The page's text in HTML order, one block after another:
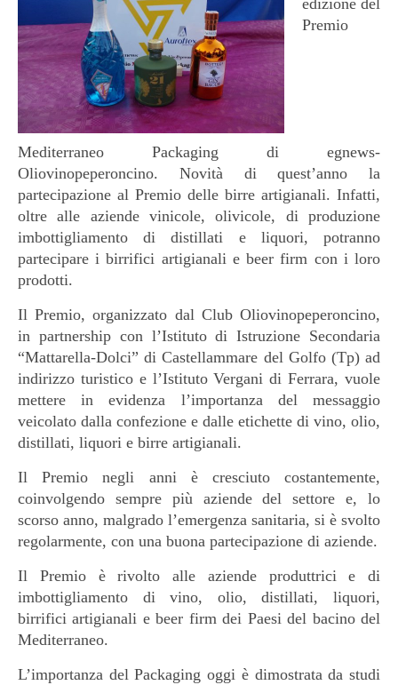
Premio
Mediterraneo Packaging di egnews-
Oliovinopeperoncino. Novità di quest’anno la
partecipazione al Premio delle birre artigianali. Infatti,
oltre alle aziende vinicole, olivicole, di produzione
imbottigliamento di distillati e liquori, potranno
partecipare i birrifici artigianali e beer firm con i loro
prodotti.
Il Premio, organizzato dal Club Oliovinopeperoncino,
in partnership con l’Istituto di Istruzione Secondaria
“Mattarella-Dolci” di Castellammare del Golfo (Tp) ad
indirizzo turistico e l’Istituto Vergani di Ferrara, vuole
mettere in evidenza l’importanza del messaggio
veicolato dalla confezione e dalle etichette di vino, olio,
distillati, liquori e birre artigianali.
Il Premio negli anni è cresciuto costantemente,
coinvolgendo sempre più aziende del settore e, lo
scorso anno, malgrado l’emergenza sanitaria, si è svolto
regolarmente, con una buona partecipazione di aziende.
Il Premio è rivolto alle aziende produttrici e di
imbottigliamento di vino, olio, distillati, liquori,
birrifici artigianali e beer firm dei Paesi del bacino del
Mediterraneo.
L’importanza del Packaging oggi è dimostrata da studi